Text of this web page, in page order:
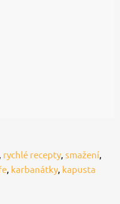
, rychlé recepty, smažení,
, karbanátky, kapusta